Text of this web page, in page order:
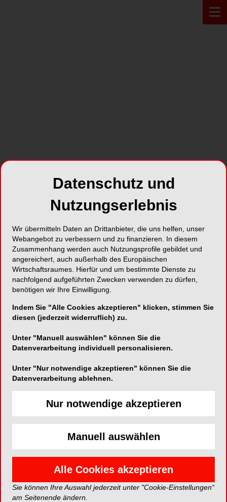
Datenschutz und
Nutzungserlebnis
Wir übermitteln Daten an Drittanbieter, die uns helfen, unser
Webangebot zu verbessern und zu finanzieren. In diesem
Zusammenhang werden auch Nutzungsprofile gebildet und
angereichert, auch außerhalb des Europäischen
Wirtschaftsraumes. Hierfür und um bestimmte Dienste zu
nachfolgend aufgeführten Zwecken verwenden zu dürfen,
benötigen wir Ihre Einwilligung.
Indem Sie "Alle Cookies akzeptieren" klicken, stimmen Sie
diesen (jederzeit widerruflich) zu.
Unter "Manuell auswählen" können Sie die
Datenverarbeitung individuell personalisieren.
Unter "Nur notwendige akzeptieren" können Sie die
Datenverarbeitung ablehnen.
Nur notwendige akzeptieren
Manuell auswählen
Alle Cookies akzeptieren
Sie können Ihre Auswahl jederzeit unter "Cookie-Einstellungen“
am Seitenende ändern.